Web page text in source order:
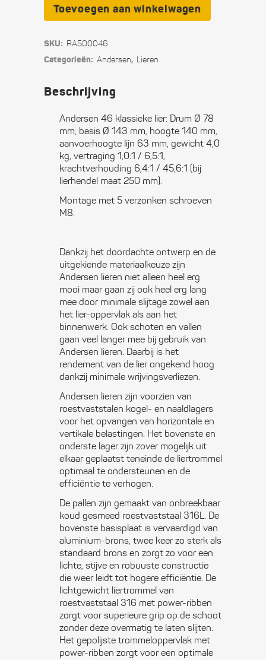
46
lier
Toevoegen aan winkelwagen
SKU: RA500046
Categorieën: Andersen, Lieren
Beschrijving
Andersen 46 klassieke lier: Drum Ø 78
mm, basis Ø 143 mm, hoogte 140 mm,
aanvoerhoogte lijn 63 mm, gewicht 4,0
kg, vertraging 1,0:1 / 6,5:1,
krachtverhouding 6,4:1 / 45,6:1 (bij
lierhendel maat 250 mm).
Montage met 5 verzonken schroeven
M8.
Dankzij het doordachte ontwerp en de
uitgekiende materiaalkeuze zijn
Andersen lieren niet alleen heel erg
mooi maar gaan zij ook heel erg lang
mee door minimale slijtage zowel aan
het lier-oppervlak als aan het
binnenwerk. Ook schoten en vallen
gaan veel langer mee bij gebruik van
Andersen lieren. Daarbij is het
rendement van de lier ongekend hoog
dankzij minimale wrijvingsverliezen.
Andersen lieren zijn voorzien van
roestvaststalen kogel- en naaldlagers
voor het opvangen van horizontale en
vertikale belastingen. Het bovenste en
onderste lager zijn zover mogelijk uit
elkaar geplaatst teneinde de liertrommel
optimaal te ondersteunen en de
efficiëntie te verhogen.
De pallen zijn gemaakt van onbreekbaar
koud gesmeed roestvaststaal 316L. De
bovenste basisplaat is vervaardigd van
aluminium-brons, twee keer zo sterk als
standaard brons en zorgt zo voor een
lichte, stijve en robuuste constructie
die weer leidt tot hogere efficiëntie. De
lichtgewicht liertrommel van
roestvaststaal 316 met power-ribben
zorgt voor superieure grip op de schoot
zonder deze overmatig te laten slijten.
Het gepolijste trommeloppervlak met
power-ribben zorgt voor een optimale